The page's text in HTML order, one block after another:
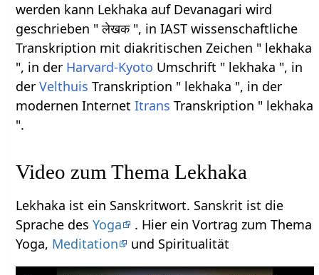
werden kann Lekhaka auf Devanagari wird
geschrieben " लेखक ", in IAST wissenschaftliche
Transkription mit diakritischen Zeichen " lekhaka
", in der Harvard-Kyoto Umschrift " lekhaka ", in
derVelthuis Transkription " lekhaka ", in der
modernen InternetItrans Transkription " lekhaka
".
Video zum Thema Lekhaka
Lekhaka ist ein Sanskritwort. Sanskrit ist die
Sprache desYoga
. Hier ein Vortrag zum Thema
Yoga, Meditation und Spiritualität